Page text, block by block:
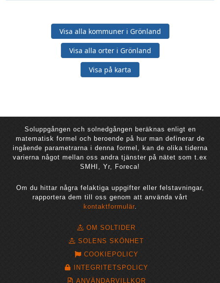
Visa alla kommuner i Grönland
Visa alla orter i Grönland
Visa på karta
Soluppgången och solnedgången beräknas enligt en
matematisk formel och beroende på hur man definerar de
ingående parametrarna i denna formel, kan de olika tiderna
varierna något mellan oss andra tjänster på nätet som t.ex
SMHI, Yr, Foreca!
Om du hittar några felaktiga uppgifter eller felstavningar,
rapportera dem till oss genom att använda vårt
kontaktformulär.
OM SOLTIDER
SOLENS SKÖNHET
COOKIEPOLICY
INTEGRITETSPOLICY
ANVÄNDARVILLKOR